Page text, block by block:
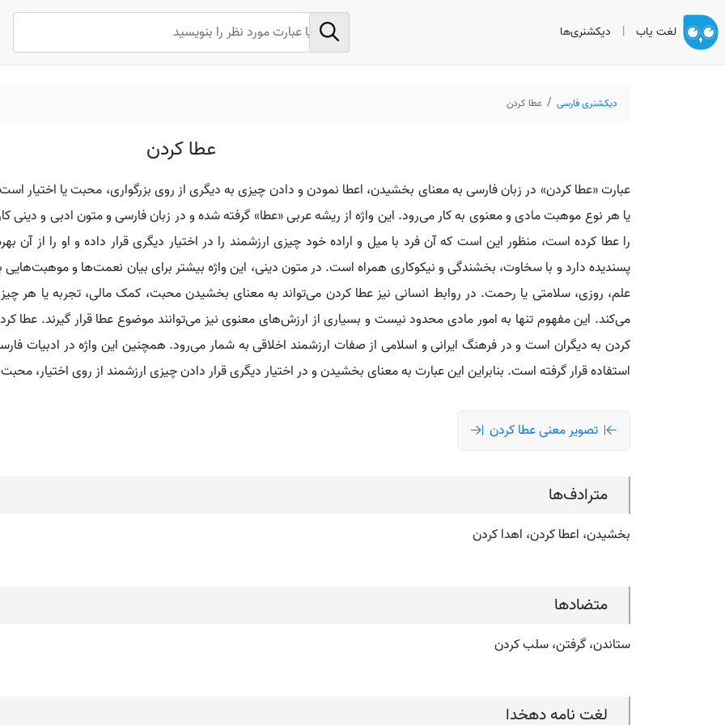
لغت یاب | دیکشنری‌ها
دیکشنری فارسی عطا کردن
عطا کردن
عبارت «عطا کردن» در زبان فارسی به معنای بخشیدن، اعطا نمودن و دادن چیزی به دیگری از روی بزرگواری، محبت یا
یا هر نوع موهبت مادی و معنوی به کار می‌رود. این واژه از ریشه عربی «عطا» گرفته شده و در زبان فارسی و متون ادبی و دینی
را عطا کرده است، منظور این است که آن فرد با میل و اراده خود چیزی ارزشمند را در اختیار دیگری قرار داده و او را از
پسندیده دارد و با سخاوت، بخشندگی و نیکوکاری همراه است. در متون دینی، این واژه بیشتر برای بیان نعمت‌ها و موهبت‌هایی
علم، روزی، سلامتی یا رحمت. در روابط انسانی نیز عطا کردن می‌تواند به معنای بخشیدن محبت، کمک مالی، تجربه یا هر
می‌کند. این مفهوم تنها به امور مادی محدود نیست و بسیاری از ارزش‌های معنوی نیز می‌توانند موضوع عطا قرار گیرند. عطا
کردن به دیگران است و در فرهنگ ایرانی و اسلامی از صفات ارزشمند اخلاقی به شمار می‌رود. همچنین این واژه در ادبیات
استفاده قرار گرفته است. بنابراین این عبارت به معنای بخشیدن و در اختیار دیگری قرار دادن چیزی ارزشمند از روی اختیار،
تصویر معنی عطا کردن
مترادف‌ها
بخشیدن، اعطا کردن، اهدا کردن
متضادها
ستاندن، گرفتن، سلب کردن
لغت نامه دهخدا